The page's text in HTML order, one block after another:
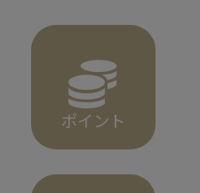
ポイント